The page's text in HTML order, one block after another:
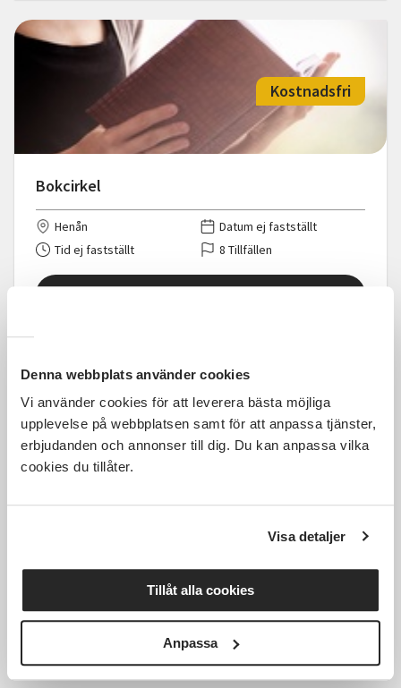
Denna webbplats använder cookies
Vi använder cookies för att leverera bästa möjliga
upplevelse på webbplatsen samt för att anpassa tjänster,
erbjudanden och annonser till dig. Du kan anpassa vilka
cookies du tillåter.
Visa detaljer
Tillåt alla cookies
Anpassa
Bokcirkel
Kostnadsfri
Henån
Datum ej fastställt
Tid ej fastställt
8 Tillfällen
Läs och berätta - Allas
Kostnadsfri
Halmstad
ons 2026-09-23
4 Tillfällen
Läs mer och anmäl